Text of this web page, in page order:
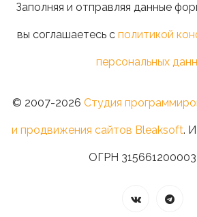
Заполняя и отправляя данные
вы соглашаетесь с политикой
персональных
© 2007-2026 Студия
и продвижения сайтов Bleaksoft.
ОГРН